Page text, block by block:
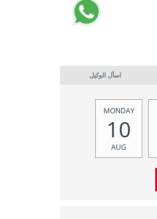
اسأل الوكيل
MONDAY
10
AUG